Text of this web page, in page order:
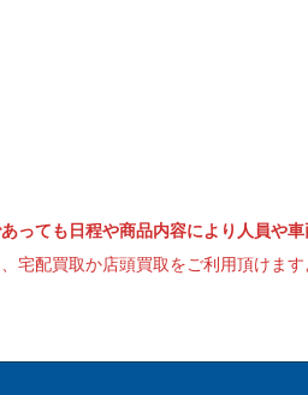
っても日程や商品内容により人員や
、宅配買取か店頭買取をご利用頂けま